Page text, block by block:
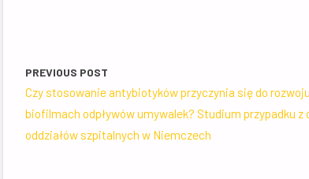
PREVIOUS POST
Czy stosowanie antybiotyków przyczynia się do
biofilmach odpływów umywalek? Studium przypadku z
oddziałów szpitalnych w Niemczech